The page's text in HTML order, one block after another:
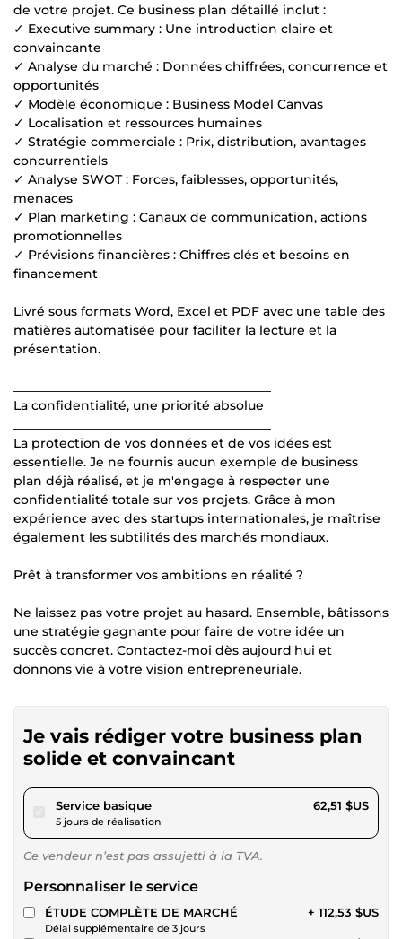
de votre projet. Ce business plan détaillé inclut :
✓ Executive summary : Une introduction claire et
convaincante
✓ Analyse du marché : Données chiffrées, concurrence et
opportunités
✓ Modèle économique : Business Model Canvas
✓ Localisation et ressources humaines
✓ Stratégie commerciale : Prix, distribution, avantages
concurrentiels
✓ Analyse SWOT : Forces, faiblesses, opportunités,
menaces
✓ Plan marketing : Canaux de communication, actions
promotionnelles
✓ Prévisions financières : Chiffres clés et besoins en
financement
Livré sous formats Word, Excel et PDF avec une table des
matières automatisée pour faciliter la lecture et la
présentation.
La confidentialité, une priorité absolue
La protection de vos données et de vos idées est
essentielle. Je ne fournis aucun exemple de business
plan déjà réalisé, et je m'engage à respecter une
confidentialité totale sur vos projets. Grâce à mon
expérience avec des startups internationales, je maîtrise
également les subtilités des marchés mondiaux.
Prêt à transformer vos ambitions en réalité ?
Ne laissez pas votre projet au hasard. Ensemble, bâtissons
une stratégie gagnante pour faire de votre idée un
succès concret. Contactez-moi dès aujourd'hui et
donnons vie à votre vision entrepreneuriale.
Je vais rédiger votre business plan
solide et convaincant
Service basiquepour 57,62 $US
5 jours de réalisation
62,51 $US
Ce vendeur n’est pas assujetti à la TVA.
Personnaliser le service
ÉTUDE COMPLÈTE DE MARCHÉ
Délai supplémentaire de 3 jours
+ 112,53 $US